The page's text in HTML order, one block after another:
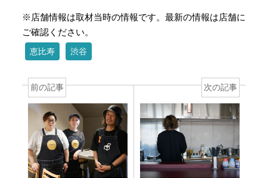
※店舗情報は取材当時の情報です。最新の情報は店舗に
ご確認ください。
恵比寿 渋谷
前の記事 次の記事